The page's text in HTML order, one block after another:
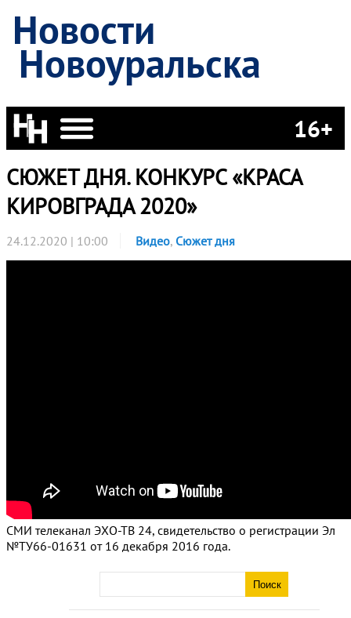
Новости
Новоуральска
16+
СЮЖЕТ ДНЯ. КОНКУРС «КРАСА
КИРОВГРАДА 2020»
24.12.2020 | 10:00 Видео, Сюжет дня
СМИ телеканал ЭХО-ТВ 24, свидетельство о регистрации Эл
№ТУ66-01631 от 16 декабря 2016 года.